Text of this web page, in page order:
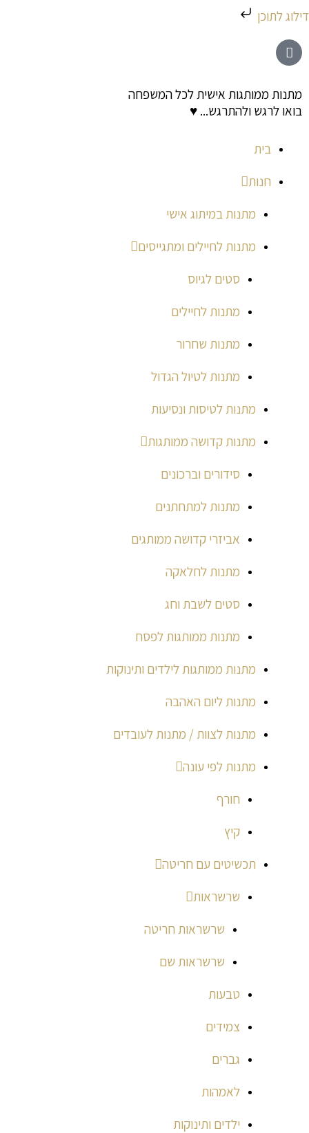
דילוג לתוכן
דילוג
לתוכן
מתנות ממותגות אישית לכל המשפחה
בואו לרגש ולהתרגש... ♥
בית
חנות
מתנות במיתוג אישי
מתנות לחיילים ומתגייסים
סטים לגיוס
מתנות לחיילים
מתנות שחרור
מתנות לטיול הגדול
מתנות לטיסות ונסיעות
מתנות קדושה ממותגות
סידורים וברכונים
מתנות למתחתנים
אביזרי קדושה ממותגים
מתנות לחלאקה
סטים לשבת וחג
מתנות ממותגות לפסח
מתנות ממותגות לילדים ותינוקות
מתנות ליום האהבה
מתנות לצוות / מתנות לעובדים
מתנות לפי עונה
חורף
קיץ
תכשיטים עם חריטה
שרשראות
שרשראות חריטה
שרשראות שם
טבעות
צמידים
גברים
לאמהות
ילדים ותינוקות